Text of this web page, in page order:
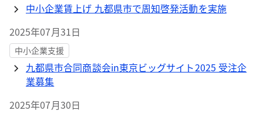
中小企業賃上げ 九都県市で周知啓発活動を実施
2025年07月31日
中小企業支援
九都県市合同商談会in東京ビッグサイト2025 受注企
業募集
2025年07月30日